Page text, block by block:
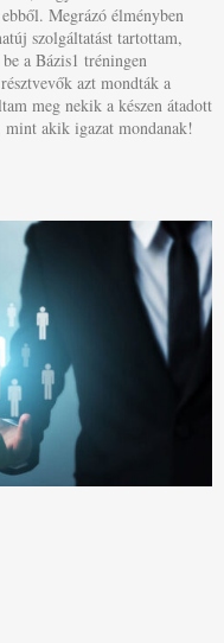
Megrázó élményben
szolgáltatást tartottam,
a Bázis1 tréningen
azt mondták a
meg nekik a készen átadott
akik igazat mondanak!